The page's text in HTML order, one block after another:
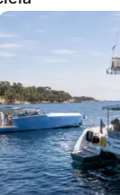
godzin,
aby
sporty